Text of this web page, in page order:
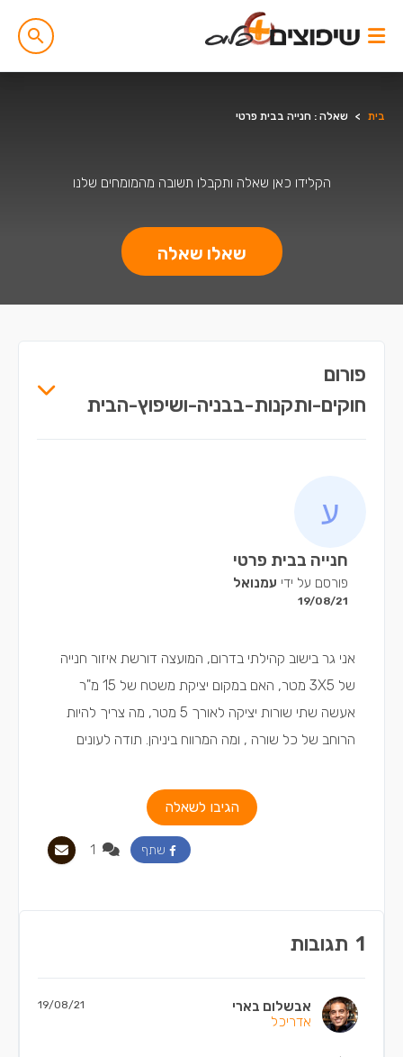
בית > שאלה : חנייה בבית פרטי
הקלידו כאן שאלה ותקבלו תשובה מהמומחים שלנו
שאלו שאלה
פורום
חוקים-ותקנות-בבניה-ושיפוץ-הבית
חנייה בבית פרטי
פורסם על ידי עמנואל
19/08/21
אני גר בישוב קהילתי בדרום, המועצה דורשת איזור חנייה
של 3X5 מטר, האם במקום יציקת משטח של 15 מ"ר
אעשה שתי שורות יציקה לאורך 5 מטר, מה צריך להיות
הרוחב של כל שורה , ומה המרווח ביניהן. תודה לעונים
הגיבו לשאלה
שתף
1 תגובות
אבשלום בארי
אדריכל
19/08/21